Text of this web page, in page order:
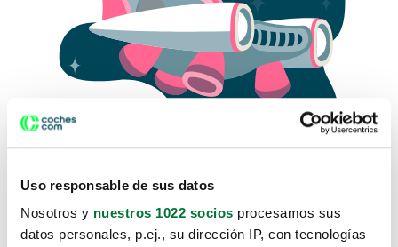
Uso responsable de sus datos
Nosotros y nuestros 1022 socios procesamos sus
datos personales, p.ej., su dirección IP, con tecnologías